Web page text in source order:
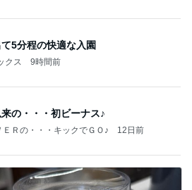
5分程の快適な入園
クス 9時間前
の・・・初ビーナス♪
Ｒの・・・キックでＧＯ♪ 12日前